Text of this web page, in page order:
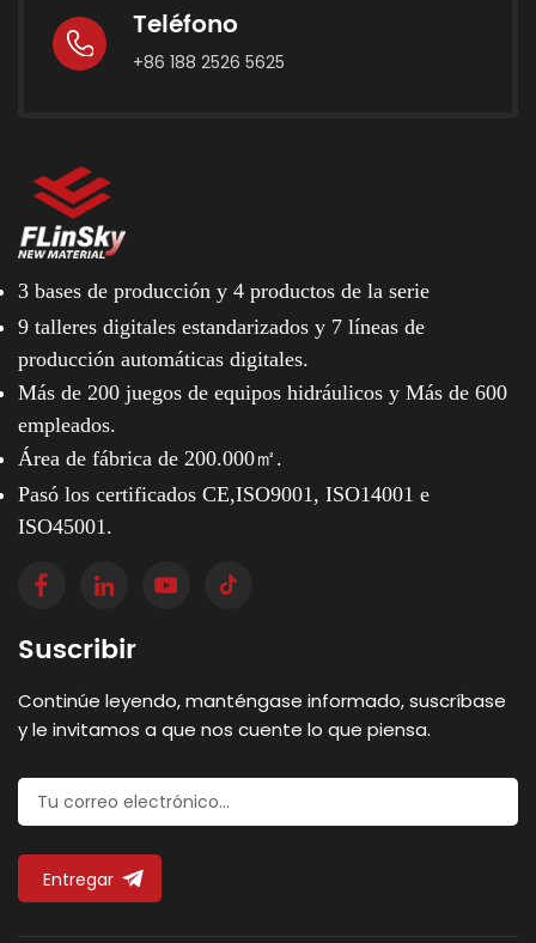
Teléfono
+86 188 2526 5625
3 bases de producción y 4 productos de la serie
9 talleres digitales estandarizados y 7 líneas de
producción automáticas digitales.
Más de 200 juegos de equipos hidráulicos y Más de 600
empleados.
Área de fábrica de 200.000㎡.
Pasó los certificados CE,ISO9001, ISO14001 e
ISO45001.
Suscribir
Continúe leyendo, manténgase informado, suscríbase
y le invitamos a que nos cuente lo que piensa.
Entregar